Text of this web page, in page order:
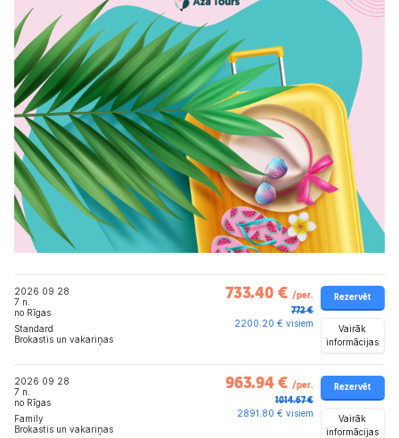
2026 09 28
7 n.
no Rīgas
Standard
Brokastis un vakariņas
733.40 € /per.
772 €
2200.20 € visiem
Rezervēt
Vairāk
informācijas
2026 09 28
7 n.
no Rīgas
Family
Brokastis un vakariņas
963.94 € /per.
1014.67 €
2891.80 € visiem
Rezervēt
Vairāk
informācijas